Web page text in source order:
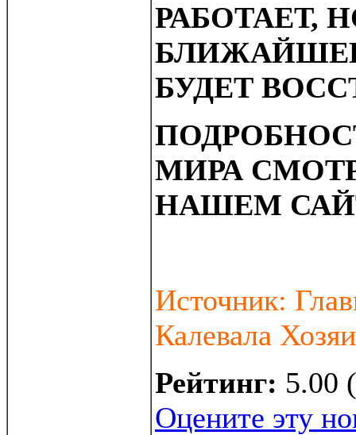
РАБОТАЕТ,
БУДЕТ
МИРА
НАШЕМ
Источник:
Калевала
Рейтинг: 5.00
Оцените эту